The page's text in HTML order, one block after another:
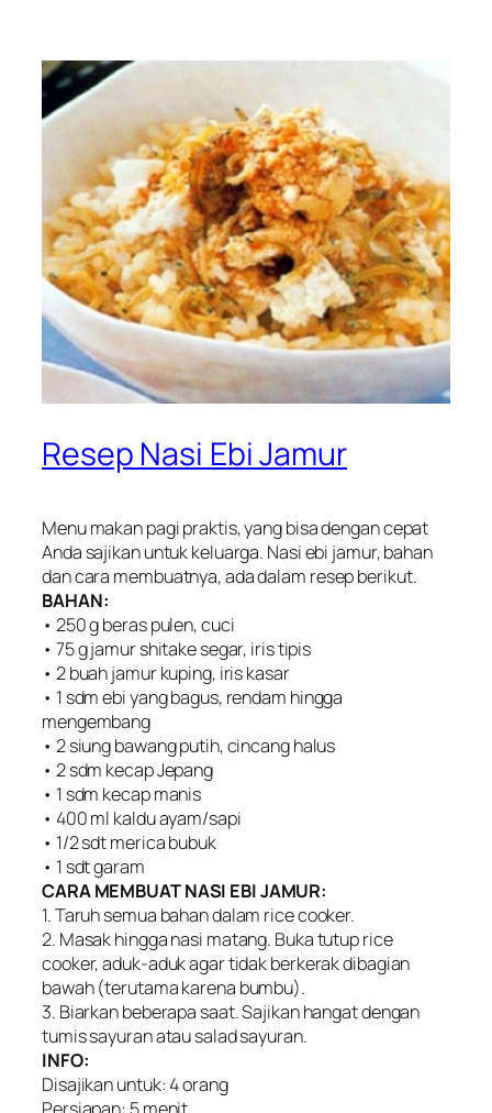
Resep Nasi Ebi Jamur
Menu makan pagi praktis, yang bisa dengan cepat
Anda sajikan untuk keluarga. Nasi ebi jamur, bahan
dan cara membuatnya, ada dalam resep berikut.
BAHAN:
• 250 g beras pulen, cuci
• 75 g jamur shitake segar, iris tipis
• 2 buah jamur kuping, iris kasar
• 1 sdm ebi yang bagus, rendam hingga
mengembang
• 2 siung bawang putih, cincang halus
• 2 sdm kecap Jepang
• 1 sdm kecap manis
• 400 ml kaldu ayam/sapi
• 1/2 sdt merica bubuk
• 1 sdt garam
CARA MEMBUAT NASI EBI JAMUR:
1. Taruh semua bahan dalam rice cooker.
2. Masak hingga nasi matang. Buka tutup rice
cooker, aduk-aduk agar tidak berkerak dibagian
bawah (terutama karena bumbu).
3. Biarkan beberapa saat. Sajikan hangat dengan
tumis sayuran atau salad sayuran.
INFO:
Disajikan untuk: 4 orang